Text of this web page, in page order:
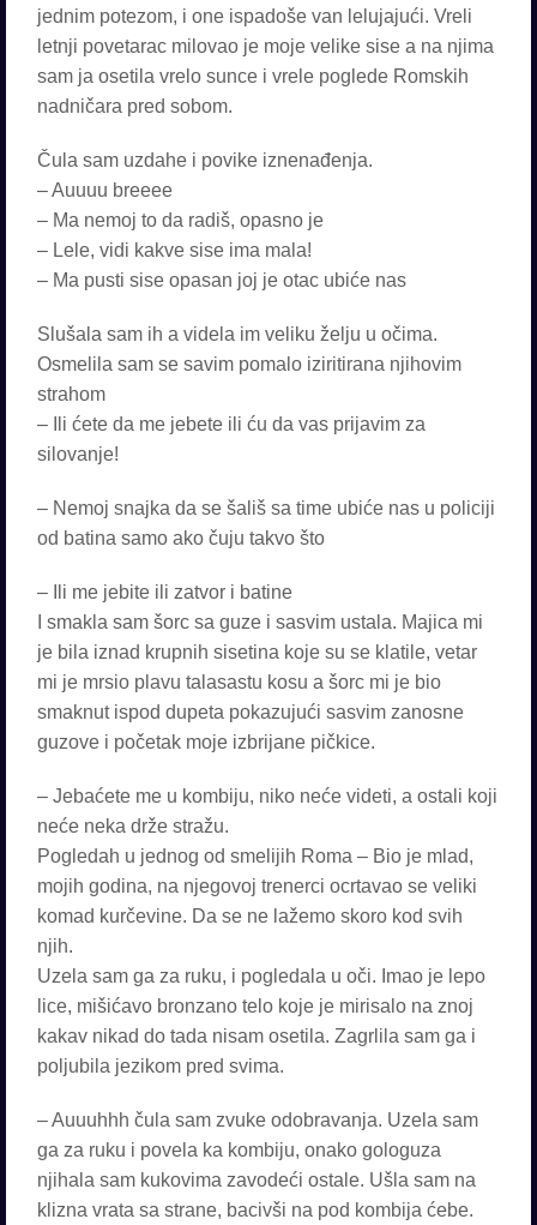
jednim potezom, i one ispadoše van lelujajući. Vreli
letnji povetarac milovao je moje velike sise a na njima
sam ja osetila vrelo sunce i vrele poglede Romskih
nadničara pred sobom.
Čula sam uzdahe i povike iznenađenja.
– Auuuu breeee
– Ma nemoj to da radiš, opasno je
– Lele, vidi kakve sise ima mala!
– Ma pusti sise opasan joj je otac ubiće nas
Slušala sam ih a videla im veliku želju u očima.
Osmelila sam se savim pomalo iziritirana njihovim
strahom
– Ili ćete da me jebete ili ću da vas prijavim za
silovanje!
– Nemoj snajka da se šališ sa time ubiće nas u policiji
od batina samo ako čuju takvo što
– Ili me jebite ili zatvor i batine
I smakla sam šorc sa guze i sasvim ustala. Majica mi
je bila iznad krupnih sisetina koje su se klatile, vetar
mi je mrsio plavu talasastu kosu a šorc mi je bio
smaknut ispod dupeta pokazujući sasvim zanosne
guzove i početak moje izbrijane pičkice.
– Jebaćete me u kombiju, niko neće videti, a ostali koji
neće neka drže stražu.
Pogledah u jednog od smelijih Roma – Bio je mlad,
mojih godina, na njegovoj trenerci ocrtavao se veliki
komad kurčevine. Da se ne lažemo skoro kod svih
njih.
Uzela sam ga za ruku, i pogledala u oči. Imao je lepo
lice, mišićavo bronzano telo koje je mirisalo na znoj
kakav nikad do tada nisam osetila. Zagrlila sam ga i
poljubila jezikom pred svima.
– Auuuhhh čula sam zvuke odobravanja. Uzela sam
ga za ruku i povela ka kombiju, onako gologuza
njihala sam kukovima zavodeći ostale. Ušla sam na
klizna vrata sa strane, bacivši na pod kombija ćebe.